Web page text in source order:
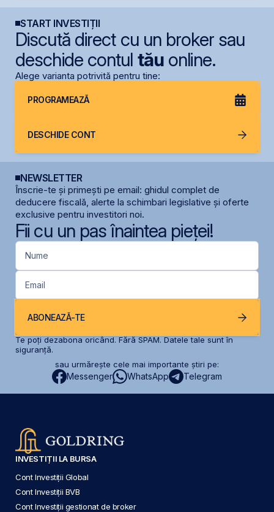
START INVESTIȚII
Discută direct cu un broker sau
deschide contul tăuonline.
Alege varianta potrivită pentru tine:
PROGRAMEAZĂ
DESCHIDE CONT
NEWSLETTER
Înscrie-te și primești pe email: ghidul complet de
deducere fiscală, alerte la schimbari legislative și oferte
exclusive pentru investitori noi.
Fii cu un pas înaintea pieței!
Nume
Email
ABONEAZĂ-TE
Te poți dezabona oricând. Fără SPAM. Datele tale sunt în
siguranță.
sau urmărește cele mai importante știri pe:
Messenger WhatsApp Telegram
INVESTIȚII LA BURSA
Cont Investiții Global
Cont Investiții BVB
Cont Investiții gestionat de broker